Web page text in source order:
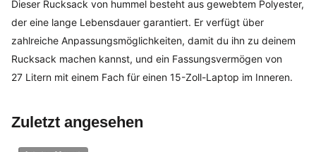
Dieser Rucksack von hummel besteht aus gewebtem Polyester,
der eine lange Lebensdauer garantiert. Er verfügt über
zahlreiche Anpassungsmöglichkeiten, damit du ihn zu deinem
Rucksack machen kannst, und ein Fassungsvermögen von
27 Litern mit einem Fach für einen 15-Zoll-Laptop im Inneren.
Zuletzt angesehen